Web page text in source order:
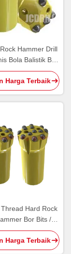
Hammer Drill
Bola Balistik Bits
7 Gelar
Harga Terbaik
Hard Rock
Bor Bits /
Drilling Carbide
Tombol Bit
Harga Terbaik